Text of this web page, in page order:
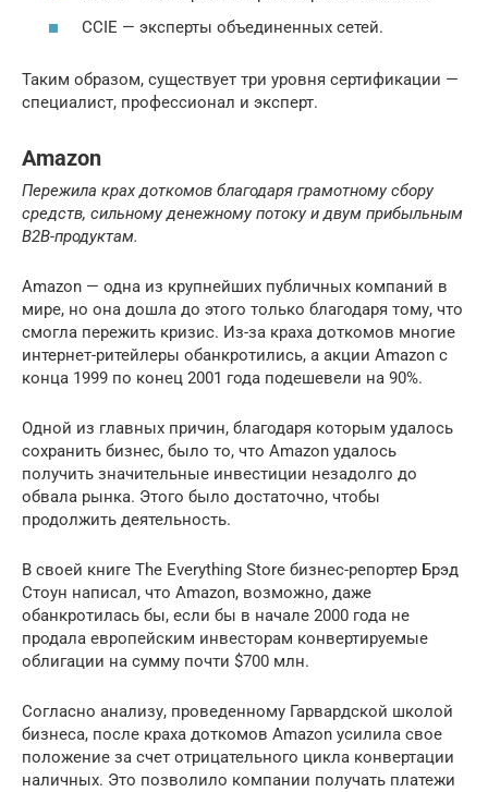
CCIE — эксперты объединенных сетей.
Таким образом, существует три уровня сертификации —
специалист, профессионал и эксперт.
Amazon
Пережила крах доткомов благодаря грамотному сбору
средств, сильному денежному потоку и двум прибыльным
B2B-продуктам.
Amazon — одна из крупнейших публичных компаний в
мире, но она дошла до этого только благодаря тому, что
смогла пережить кризис. Из-за краха доткомов многие
интернет-ритейлеры обанкротились, а акции Amazon с
конца 1999 по конец 2001 года подешевели на 90%.
Одной из главных причин, благодаря которым удалось
сохранить бизнес, было то, что Amazon удалось
получить значительные инвестиции незадолго до
обвала рынка. Этого было достаточно, чтобы
продолжить деятельность.
В своей книге The Everything Store бизнес-репортер Брэд
Стоун написал, что Amazon, возможно, даже
обанкротилась бы, если бы в начале 2000 года не
продала европейским инвесторам конвертируемые
облигации на сумму почти $700 млн.
Согласно анализу, проведенному Гарвардской школой
бизнеса, после краха доткомов Amazon усилила свое
положение за счет отрицательного цикла конвертации
наличных. Это позволило компании получать платежи